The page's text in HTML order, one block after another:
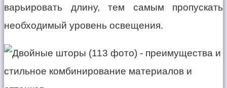
варьировать длину, тем самым пропускать
необходимый уровень освещения.